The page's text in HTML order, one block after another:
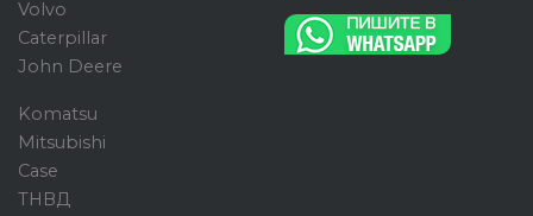
Volvo
Caterpillar
John Deere
Komatsu
Mitsubishi
Case
ТНВД